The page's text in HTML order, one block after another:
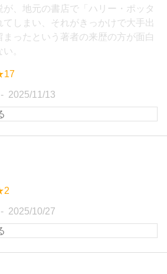
が、地元の書店で「ハリー・ポッタ
てしまい、それがきっかけで大手出
まったという著者の来歴の方が面白
。
2025/11/13
2025/10/27